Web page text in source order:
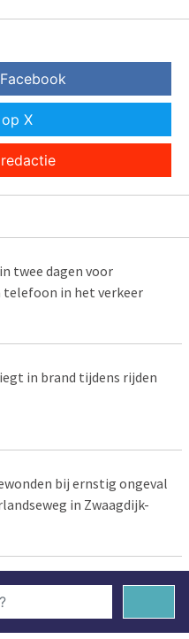
X
twee dagen voor
telefoon in het verkeer
in brand tijdens rijden
bij ernstig ongeval
in Zwaagdijk-